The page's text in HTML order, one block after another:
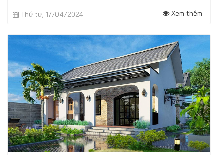
Thứ tư, 17/04/2024 Xem thêm